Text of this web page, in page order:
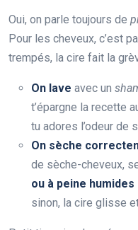
Oui, on parle toujours de
Pour les cheveux, c’est
trempés, la cire fait la
On lave avec un
t’épargne la recette
tu adores l’odeur de
On sèche
de sèche-cheveux,
ou à peine humides
sinon, la cire glisse